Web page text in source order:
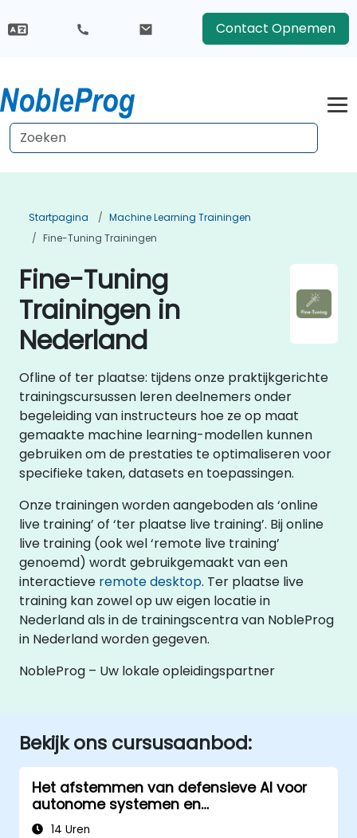
Contact Opnemen
Startpagina
Machine Learning Trainingen
Fine-Tuning Trainingen
Fine-Tuning
Trainingen in
Nederland
Ofline of ter plaatse: tijdens onze praktijkgerichte
trainingscursussen leren deelnemers onder
begeleiding van instructeurs hoe ze op maat
gemaakte machine learning-modellen kunnen
gebruiken om de prestaties te optimaliseren voor
specifieke taken, datasets en toepassingen.
Onze trainingen worden aangeboden als ‘online
live training’ of ‘ter plaatse live training’. Bij online
live training (ook wel ‘remote live training’
genoemd) wordt gebruikgemaakt van een
interactieve remote desktop. Ter plaatse live
training kan zowel op uw eigen locatie in
Nederland als in de trainingscentra van NobleProg
in Nederland worden gegeven.
NobleProg – Uw lokale opleidingspartner
Bekijk ons cursusaanbod:
Het afstemmen van defensieve AI voor
autonome systemen en
surveillancesystemen
14 Uren